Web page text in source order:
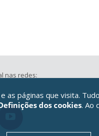
nas redes:
páginas que visita.
dos cookies. Ao